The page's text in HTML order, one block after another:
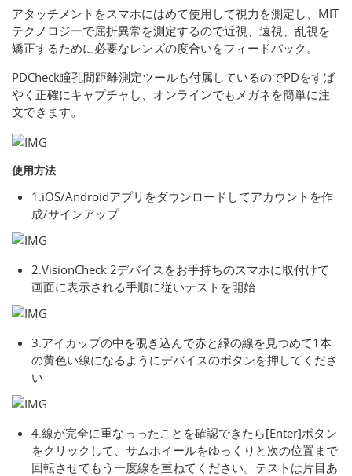
アタッチメントをスマホにはめて使用して視力を測定し、MIT
テクノロジーで屈折異常を測定するので近視、遠視、乱視を
矯正するために必要なレンズの度合いをフィードバック。
PDCheck瞳孔間距離測定ツールも付属しているのでPDをすば
やく正確にキャプチャし、オンラインでもメガネを簡単に注
文できます。
使用方法
1.iOS/Androidアプリをダウンロードしてアカウントを作
成/サインアップ
2.VisionCheck 2デバイスをお手持ちのスマホに取付けて
画面に表示される手順に従いテストを開始
3.アイカップの中を覗き込んで赤と緑の線を見つめて1本
の黄色い線になるようにデバイスのボタンを押してくださ
い
4.線が完全に重なっったことを確認できたら[Enter]ボタン
をクリックして、サムホイールをゆっくりと次の位置まで
回転させてもう一度線を重ねてください。テストは片目あ